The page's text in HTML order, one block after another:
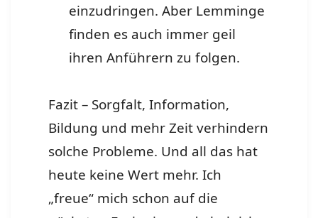
einzudringen. Aber Lemminge
finden es auch immer geil
ihren Anführern zu folgen.
Fazit – Sorgfalt, Information,
Bildung und mehr Zeit verhindern
solche Probleme. Und all das hat
heute keine Wert mehr. Ich
„freue“ mich schon auf die